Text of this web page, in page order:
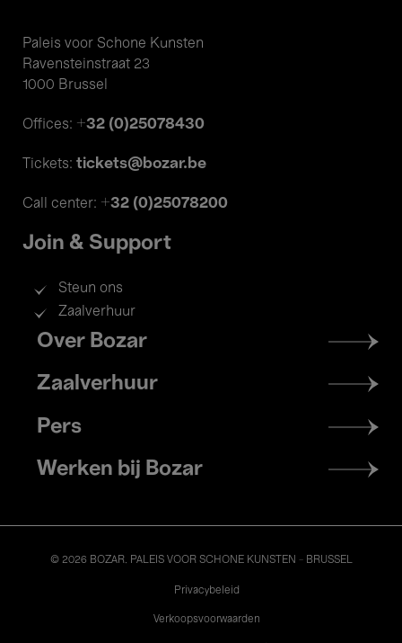
Paleis voor Schone Kunsten
Ravensteinstraat 23
1000 Brussel
Offices: +32 (0)25078430
Tickets: tickets@bozar.be
Call center: +32 (0)25078200
Join & Support
Steun ons
Zaalverhuur
Footer
menu
Over Bozar
Zaalverhuur
Pers
Werken bij Bozar
© 2026 BOZAR. PALEIS VOOR SCHONE KUNSTEN - BRUSSEL
Privacybeleid
Verkoopsvoorwaarden